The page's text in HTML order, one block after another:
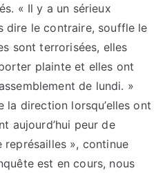
« Il y a un sérieux
dire le contraire, souffle le
sont terrorisées, elles
plainte et elles ont
de lundi. »
la direction lorsqu’elles ont
aujourd’hui peur de
représailles », continue
est en cours, nous